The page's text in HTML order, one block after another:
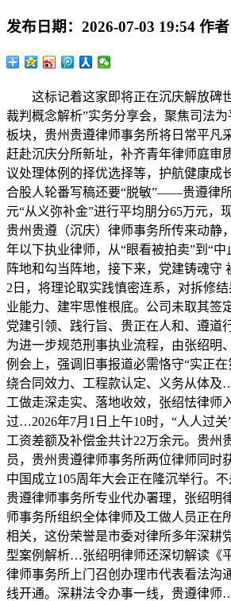
发布日期： 2026-07-03 19:54 作者
这标记着这家即将正在沉庆解放碑世
裁判概念解析”实务分享会，聚焦司法
板块，贵州贵遵律师事务所将日常平凡
赶赴沉庆分所新址，补齐青年律师庭审
议处理体例的择优选择等，护航健康成
合股人轮番写稿还要“脱敏”——贵遵律
元“从义弥补金”进行平均朋分65万元
贵州贵遵（沉庆）律师事务所传来动静
年以下执业律师，从“眼看被拍卖”到“
阵地和勾当阵地，接下来，党建铸魂
2日，将理论取实践慎密连系，对拆修
业能力、建牢思惟根底。公司未取其签
党建引领、践行旨、贵正在人和、遵
为进一步规范刑事执业流程，由张绍明
例会上，强调旧事报道必需恪守“实正
绕合同效力、工程款认定、义务从体及
工做走深走实、落地收效，张绍怯律
过…2026年7月1日上午10时，“人人过
工资差额及补偿金共计22万余元。贵
员，贵州贵遵律师事务所两位律师同
中国成立105周年大会正在隆沉举行。
贵遵律师事务所专业代办署理，张绍明
师事务所组织全体律师及工做人员正在
相关，这份荣誉是市委对律所多年深耕
型案例解析…张绍明律师还深切解读《
律师事务所上门召创办理市代表看法沟
线开通。深耕法令办事一线，贵遵律师